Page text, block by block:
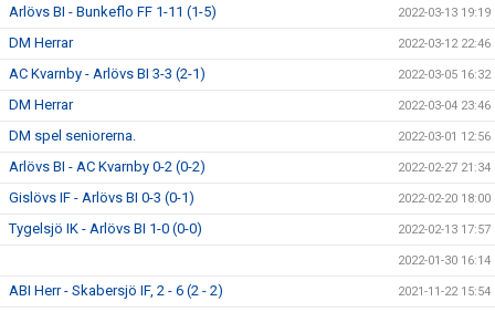
Arlövs BI - Bunkeflo FF 1-11 (1-5) 2022-03-13 19:19
DM Herrar 2022-03-12 22:46
AC Kvarnby - Arlövs BI 3-3 (2-1) 2022-03-05 16:32
DM Herrar 2022-03-04 23:46
DM spel seniorerna. 2022-03-01 12:56
Arlövs BI - AC Kvarnby 0-2 (0-2) 2022-02-27 21:34
Gislövs IF - Arlövs BI 0-3 (0-1) 2022-02-20 18:00
Tygelsjö IK - Arlövs BI 1-0 (0-0) 2022-02-13 17:57
2022-01-30 16:14
ABI Herr - Skabersjö IF, 2 - 6 (2 - 2) 2021-11-22 15:54